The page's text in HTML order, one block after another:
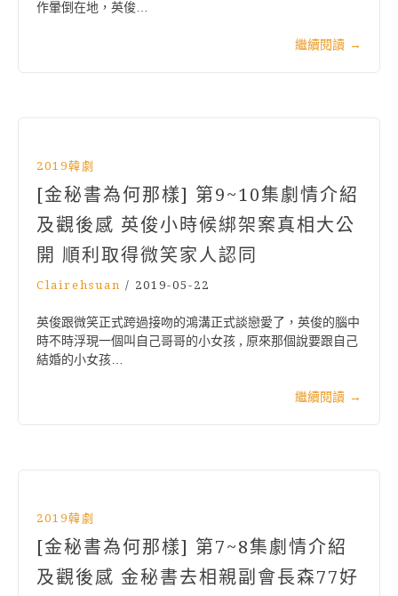
作暈倒在地，英俊…
繼續閱讀 →
2019韓劇
[金秘書為何那樣] 第9~10集劇情介紹
及觀後感 英俊小時候綁架案真相大公
開 順利取得微笑家人認同
Clairehsuan / 2019-05-22
英俊跟微笑正式跨過接吻的鴻溝正式談戀愛了，英俊的腦中
時不時浮現一個叫自己哥哥的小女孩 , 原來那個說要跟自己
結婚的小女孩…
繼續閱讀 →
2019韓劇
[金秘書為何那樣] 第7~8集劇情介紹
及觀後感 金秘書去相親副會長森77好